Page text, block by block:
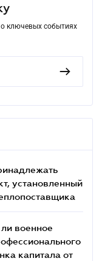
ключевых событиях
установленный
военное
капитала от